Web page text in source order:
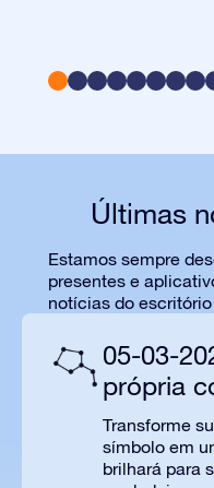
Últimas
Estamos sempre
presentes e
notícias do escritório
05-03-
própria
Transforme
símbolo em
brilhará para